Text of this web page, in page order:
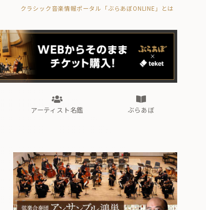
クラシック音楽情報ポータル「ぶらあぼONLINE」とは
ぶらあぼブラス！
フォルテピアノ・オデッセイ
アーティスト名鑑 ぶらあぼ
ぶらあぼブラス！
フォルテピアノ・オデッセイ